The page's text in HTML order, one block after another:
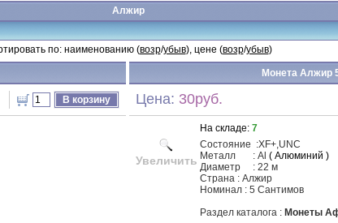
Алжир
по: наименованию (возр/убыв), цене (возр/убыв)
В корзину
Монета Алжир
Цена: 30руб.
Увеличить
На складе: 7
Состояние :XF+,UNC
Металл
: Al ( Алюминий )
Диаметр
: 22 м
Страна : Алжир
Номинал : 5 Сантимов
Раздел каталога : Монеты